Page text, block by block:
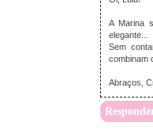
A Marina
elegante...
Sem
combinam
Abraços,